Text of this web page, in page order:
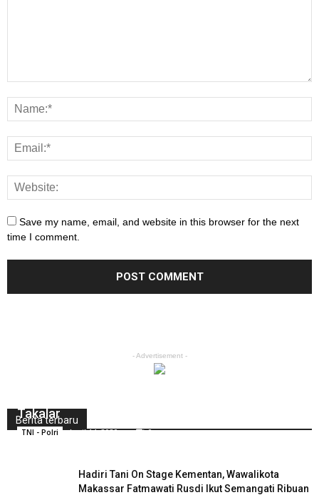
Save my name, email, and website in this browser for the next
time I comment.
- Advertisement -
Berita terbaru
Kodim 1426/Takalar Menyerahkan Hasil
Takalar
TNI - Polri April 14, 2020 0
Hadiri Tani On Stage Kementan, Wawalikota
Makassar Fatmawati Rusdi Ikut Semangati Ribuan